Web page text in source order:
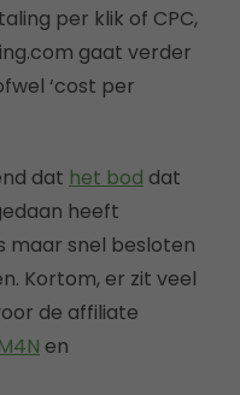
per klik of CPC,
gaat verder
‘cost per
dat het bod dat
heeft
maar snel besloten
Kortom, er zit veel
de affiliate
M4N en